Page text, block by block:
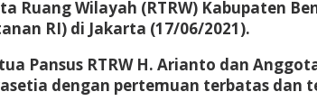
Ruang Wilayah (RTRW) Kabupaten
RI) di Jakarta (17/06/2021).
Pansus RTRW H. Arianto dan
dengan pertemuan terbatas